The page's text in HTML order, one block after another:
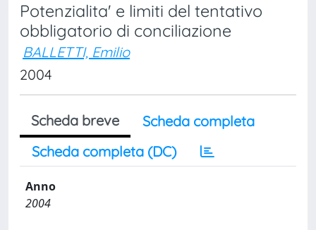
Potenzialita' e limiti del tentativo
obbligatorio di conciliazione
BALLETTI, Emilio
2004
Scheda breve
Scheda completa
Scheda completa (DC)
Anno
2004